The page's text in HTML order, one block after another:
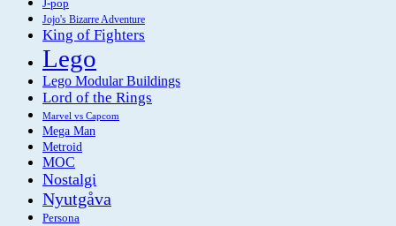
J-pop
Jojo's Bizarre Adventure
King of Fighters
Lego
Lego Modular Buildings
Lord of the Rings
Marvel vs Capcom
Mega Man
Metroid
MOC
Nostalgi
Nyutgåva
Persona